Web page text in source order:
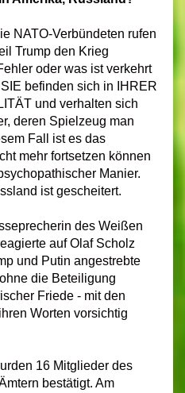
NATO-Verbündeten rufen
Trump den Krieg
oder was ist verkehrt
befinden sich in IHRER
und verhalten sich
deren Spielzeug man
Fall ist es das
mehr fortsetzen können
Manier.
ist gescheitert.
des Weißen
auf Olaf Scholz
und Putin angestrebte
die Beteiligung
Friede - mit den
Worten vorsichtig
16 Mitglieder des
bestätigt. Am